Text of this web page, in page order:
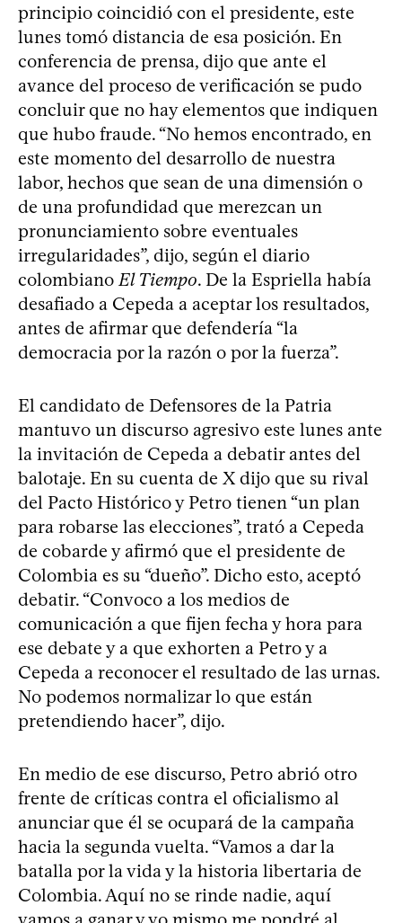
principio coincidió con el presidente, este
lunes tomó distancia de esa posición. En
conferencia de prensa, dijo que ante el
avance del proceso de verificación se pudo
concluir que no hay elementos que indiquen
que hubo fraude. “No hemos encontrado, en
este momento del desarrollo de nuestra
labor, hechos que sean de una dimensión o
de una profundidad que merezcan un
pronunciamiento sobre eventuales
irregularidades”, dijo, según el diario
colombiano El Tiempo. De la Espriella había
desafiado a Cepeda a aceptar los resultados,
antes de afirmar que defendería “la
democracia por la razón o por la fuerza”.
El candidato de Defensores de la Patria
mantuvo un discurso agresivo este lunes ante
la invitación de Cepeda a debatir antes del
balotaje. En su cuenta de X dijo que su rival
del Pacto Histórico y Petro tienen “un plan
para robarse las elecciones”, trató a Cepeda
de cobarde y afirmó que el presidente de
Colombia es su “dueño”. Dicho esto, aceptó
debatir. “Convoco a los medios de
comunicación a que fijen fecha y hora para
ese debate y a que exhorten a Petro y a
Cepeda a reconocer el resultado de las urnas.
No podemos normalizar lo que están
pretendiendo hacer”, dijo.
En medio de ese discurso, Petro abrió otro
frente de críticas contra el oficialismo al
anunciar que él se ocupará de la campaña
hacia la segunda vuelta. “Vamos a dar la
batalla por la vida y la historia libertaria de
Colombia. Aquí no se rinde nadie, aquí